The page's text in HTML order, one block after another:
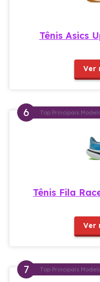
Tênis Asics
Ver
Top Principais
Tênis Fila
Ver
Top Principais